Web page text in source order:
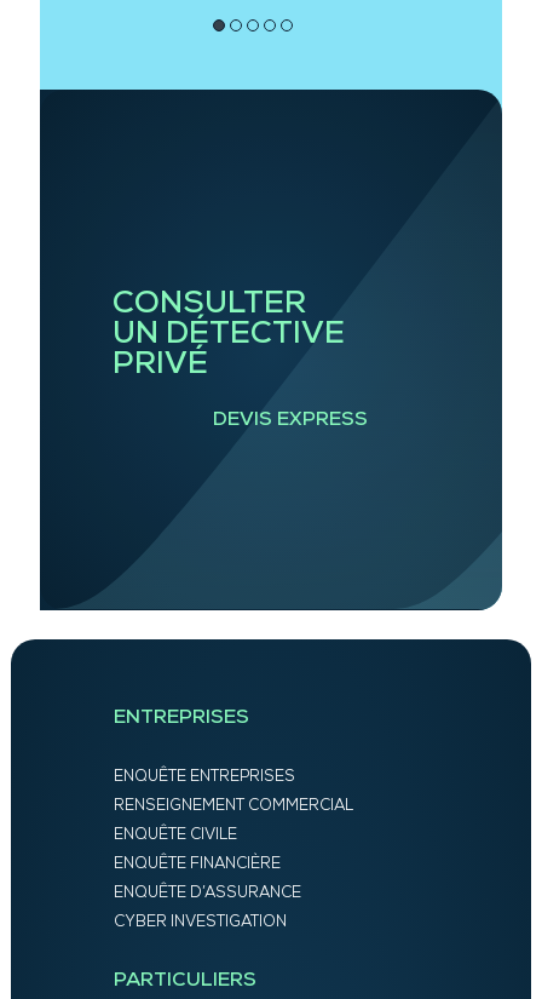
et … plus
●●●
●
●
CONSULTER
UN DÉTECTIVE
PRIVÉ
DEVIS EXPRESS
ENTREPRISES
ENQUÊTE ENTREPRISES
RENSEIGNEMENT COMMERCIAL
ENQUÊTE CIVILE
ENQUÊTE FINANCIÈRE
ENQUÊTE D’ASSURANCE
CYBER INVESTIGATION
PARTICULIERS